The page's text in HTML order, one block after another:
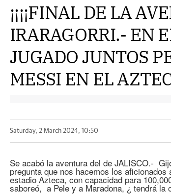
¡¡¡¡FINAL DE LA
IRARAGORRI.- EN
JUGADO JUNTOS
MESSI EN EL
Saturday, 2 March 2024, 10:50
Se acabó la aventura del de JALISCO.-
pregunta que nos hacemos los
estadio Azteca, con capacidad para
saboreó, a Pele y a Maradona, ¿ tendrá